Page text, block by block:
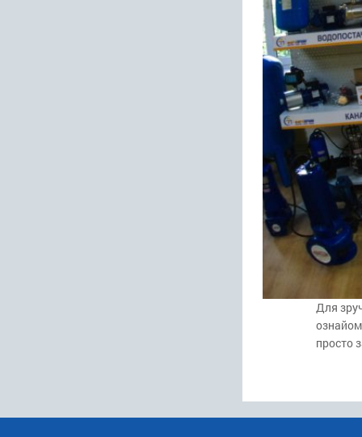
Для
просто